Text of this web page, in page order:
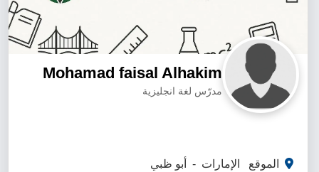
Mohamad faisal Alhakim
مدرّس لغة انجليزية
الموقع الإمارات - أبو ظبي